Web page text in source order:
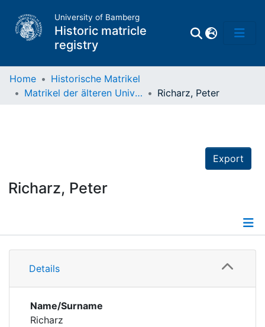
University of Bamberg
Historic matricle
registry
Home
Historische Matrikel
Matrikel der älteren Universität
Richarz, Peter
Export
Richarz, Peter
Details
Details
Name/Surname
Richarz